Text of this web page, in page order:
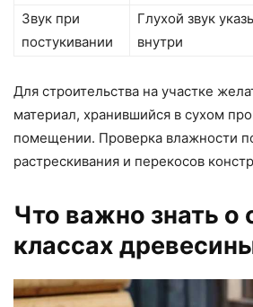
Звук при
постукивании
Глухой звук
внутри
Для строительства на участке
материал, хранившийся в сухом
помещении. Проверка влажности
растрескивания и перекосов
Что важно знать о
классах